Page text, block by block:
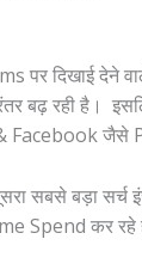
पर दिखाई देने
बढ़ रही है।
Facebook
सबसे बड़ा सर्च
Spend कर रहे